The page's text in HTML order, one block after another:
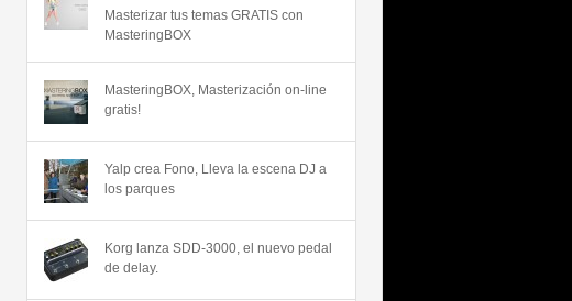
Masterizar tus temas GRATIS con
MasteringBOX
MasteringBOX, Masterización on-line
gratis!
Yalp crea Fono, Lleva la escena DJ a
los parques
Korg lanza SDD-3000, el nuevo pedal
de delay.